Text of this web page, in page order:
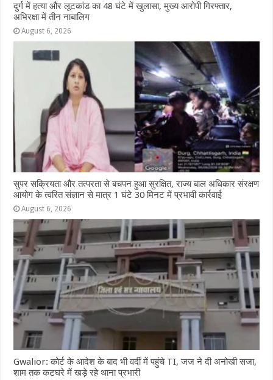
दुर्ग में हत्या और लूटकांड का 48 घंटे में खुलासा, मुख्य आरोपी गिरफ्तार,
अभिरक्षा में तीन नाबालिग
August 6, 2026
सुपर सक्रियता और तत्परता से बचपन हुआ सुरक्षित, राज्य बाल अधिकार संरक्षण
आयोग के त्वरित संज्ञान से मात्र 1 घंटे 30 मिनट में प्रभावी कार्रवाई
August 6, 2026
Gwalior: कोर्ट के आदेश के बाद भी वर्दी में पहुंचे TI, जज ने दी अनोखी सजा,
शाम तक कटघरे में खड़े रहे थाना प्रभारी